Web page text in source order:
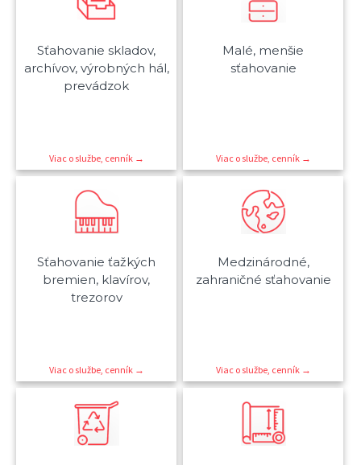
Sťahovanie skladov,
archívov, výrobných hál,
prevádzok
Viac o službe, cenník →
Malé, menšie
sťahovanie
Viac o službe, cenník →
Sťahovanie ťažkých
bremien, klavírov,
trezorov
Viac o službe, cenník →
Medzinárodné,
zahraničné sťahovanie
Viac o službe, cenník →